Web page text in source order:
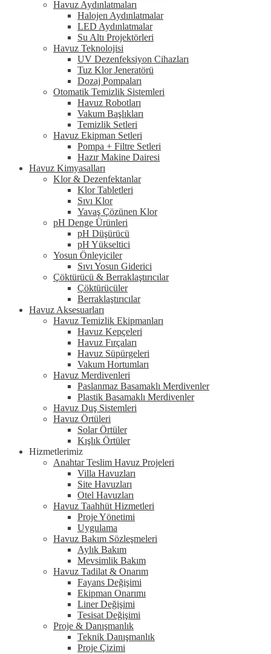
Havuz Aydınlatmaları
Halojen Aydınlatmalar
LED Aydınlatmalar
Su Altı Projektörleri
Havuz Teknolojisi
UV Dezenfeksiyon Cihazları
Tuz Klor Jeneratörü
Dozaj Pompaları
Otomatik Temizlik Sistemleri
Havuz Robotları
Vakum Başlıkları
Temizlik Setleri
Havuz Ekipman Setleri
Pompa + Filtre Setleri
Hazır Makine Dairesi
Havuz Kimyasalları
Klor & Dezenfektanlar
Klor Tabletleri
Sıvı Klor
Yavaş Çözünen Klor
pH Denge Ürünleri
pH Düşürücü
pH Yükseltici
Yosun Önleyiciler
Sıvı Yosun Giderici
Çöktürücü & Berraklaştırıcılar
Çöktürücüler
Berraklaştırıcılar
Havuz Aksesuarları
Havuz Temizlik Ekipmanları
Havuz Kepçeleri
Havuz Fırçaları
Havuz Süpürgeleri
Vakum Hortumları
Havuz Merdivenleri
Paslanmaz Basamaklı Merdivenler
Plastik Basamaklı Merdivenler
Havuz Duş Sistemleri
Havuz Örtüleri
Solar Örtüler
Kışlık Örtüler
Hizmetlerimiz
Anahtar Teslim Havuz Projeleri
Villa Havuzları
Site Havuzları
Otel Havuzları
Havuz Taahhüt Hizmetleri
Proje Yönetimi
Uygulama
Havuz Bakım Sözleşmeleri
Aylık Bakım
Mevsimlik Bakım
Havuz Tadilat & Onarım
Fayans Değişimi
Ekipman Onarımı
Liner Değişimi
Tesisat Değişimi
Proje & Danışmanlık
Teknik Danışmanlık
Proje Çizimi